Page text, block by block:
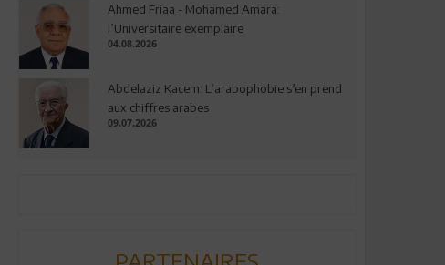
Ahmed Friaa - Mohamed Amara:
l’Universitaire exemplaire
04.08.2026
Abdelaziz Kacem: L’arabophobie s’en prend
aux chiffres arabes
09.07.2026